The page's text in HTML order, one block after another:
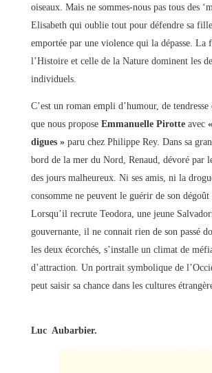
oiseaux. Mais ne sommes-nous pas tous des
Elisabeth qui oublie tout pour défendre sa
emportée par une violence qui la dépasse. La
l’Histoire et celle de la Nature dominent les
individuels.
C’est un roman empli d’humour, de
que nous propose Emmanuelle Pirotteavec
digues »paru chez Philippe Rey. Dans sa
bord de la mer du Nord, Renaud, dévoré par
des jours malheureux. Ni ses amis, ni la
consomme ne peuvent le guérir de son dégoût
Lorsqu’il recrute Teodora, une jeune
gouvernante, il ne connait rien de son passé
les deux écorchés, s’installe un climat de
d’attraction. Un portrait symbolique de
peut saisir sa chance dans les cultures
Luc Aubarbier.